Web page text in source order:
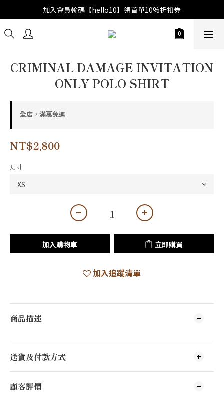
加入會員輸碼【hello10】領首單10%折扣券
CRIMINAL DAMAGE INVITATION
ONLY POLO SHIRT
全店，滿萬免運
NT$2,800
尺寸
加入購物車 立即購買
加入追蹤清單
商品描述
送貨及付款方式
顧客評價